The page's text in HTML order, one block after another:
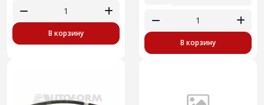
В корзину
В корзину